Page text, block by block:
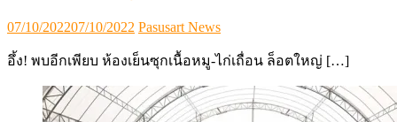
Posted
07/10/202207/10/2022 Author
Pasusart News
อึ้ง! พบอีกเพียบ ห้องเย็นซุกเนื้อหมู-ไก่เถื่อน ล็อตใหญ่ […]